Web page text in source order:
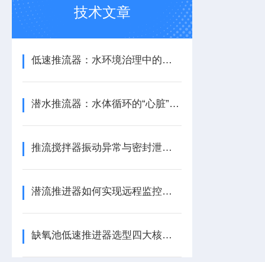
技术文章
低速推流器：水环境治理中的水流循环助力设备
潜水推流器：水体循环的“心脏”与生化反应的推动者
推流搅拌器振动异常与密封泄漏的快速诊断与应急处理
潜流推进器如何实现远程监控与预测性维护？
缺氧池低速推进器选型四大核心参数指南